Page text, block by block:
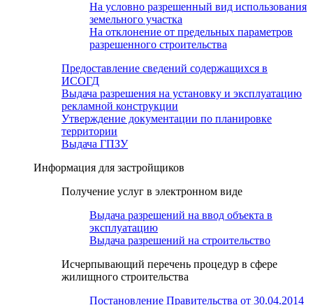
На условно разрешенный вид использования
земельного участка
На отклонение от предельных параметров
разрешенного строительства
Предоставление сведений содержащихся в
ИСОГД
Выдача разрешения на установку и эксплуатацию
рекламной конструкции
Утверждение документации по планировке
территории
Выдача ГПЗУ
Информация для застройщиков
Получение услуг в электронном виде
Выдача разрешений на ввод объекта в
эксплуатацию
Выдача разрешений на строительство
Исчерпывающий перечень процедур в сфере
жилищного строительства
Постановление Правительства от 30.04.2014